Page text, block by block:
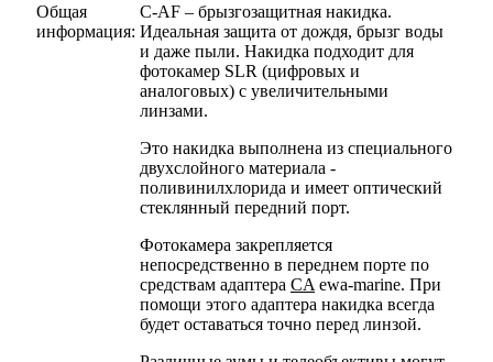
Общая
информация:
C-AF – брызгозащитная накидка.
Идеальная защита от дождя, брызг воды
и даже пыли. Накидка подходит для
фотокамер SLR (цифровых и
аналоговых) с увеличительными
линзами.
Это накидка выполнена из специального
двухслойного материала -
поливинилхлорида и имеет оптический
стеклянный передний порт.
Фотокамера закрепляется
непосредственно в переднем порте по
средствам адаптера CA ewa-marine. При
помощи этого адаптера накидка всегда
будет оставаться точно перед линзой.